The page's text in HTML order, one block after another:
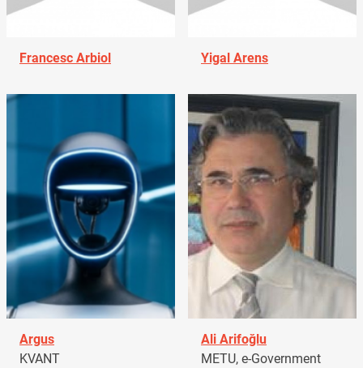
Francesc Arbiol Yigal Arens
Argus
KVANT
Ali Arifoğlu
METU, e-Government